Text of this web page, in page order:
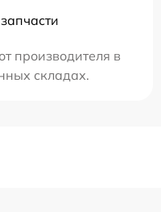
производителя в
складах.